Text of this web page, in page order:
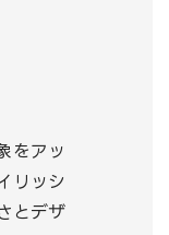
をアッ
リッシ
とデザ